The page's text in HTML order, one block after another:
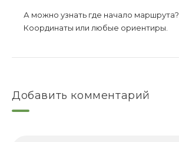
А можно узнать где начало маршрута?
Координаты или любые ориентиры.
Добавить комментарий